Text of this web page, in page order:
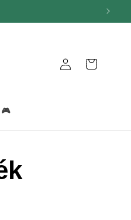
Kapcsolat Kosár